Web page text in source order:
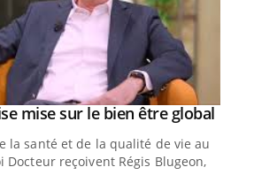
mise sur le bien être global
la santé et de la qualité de vie au
reçoivent Régis Blugeon,